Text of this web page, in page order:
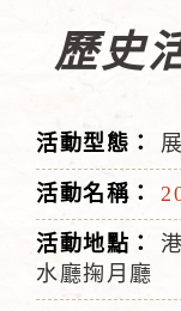
歷史
水廳掬月廳